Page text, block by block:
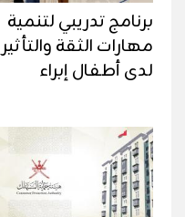
برنامج تدريبي لتنمية
مهارات الثقة والتأثير
لدى أطفال إبراء